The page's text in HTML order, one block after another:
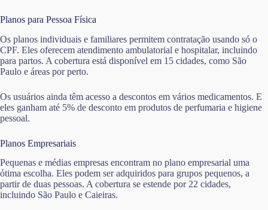
Planos para Pessoa Física
Os planos individuais e familiares permitem contratação usando só o
CPF. Eles oferecem atendimento ambulatorial e hospitalar, incluindo
para partos. A cobertura está disponível em 15 cidades, como São
Paulo e áreas por perto.
Os usuários ainda têm acesso a descontos em vários medicamentos. E
eles ganham até 5% de desconto em produtos de perfumaria e higiene
pessoal.
Planos Empresariais
Pequenas e médias empresas encontram no plano empresarial uma
ótima escolha. Eles podem ser adquiridos para grupos pequenos, a
partir de duas pessoas. A cobertura se estende por 22 cidades,
incluindo São Paulo e Caieiras.